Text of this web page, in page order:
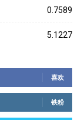
0.7589
5.1227
喜欢
铁粉